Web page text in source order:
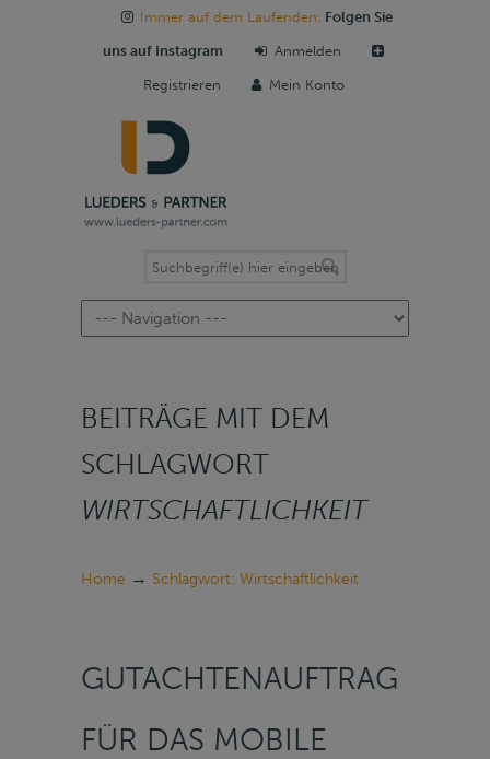
Immer auf dem Laufenden: Folgen Sie
uns auf Instagram Anmelden
Registrieren Mein Konto
Navigation
BEITRÄGE MIT DEM
SCHLAGWORT
WIRTSCHAFTLICHKEIT
Home → Schlagwort: Wirtschaftlichkeit
GUTACHTENAUFTRAG
FÜR DAS MOBILE